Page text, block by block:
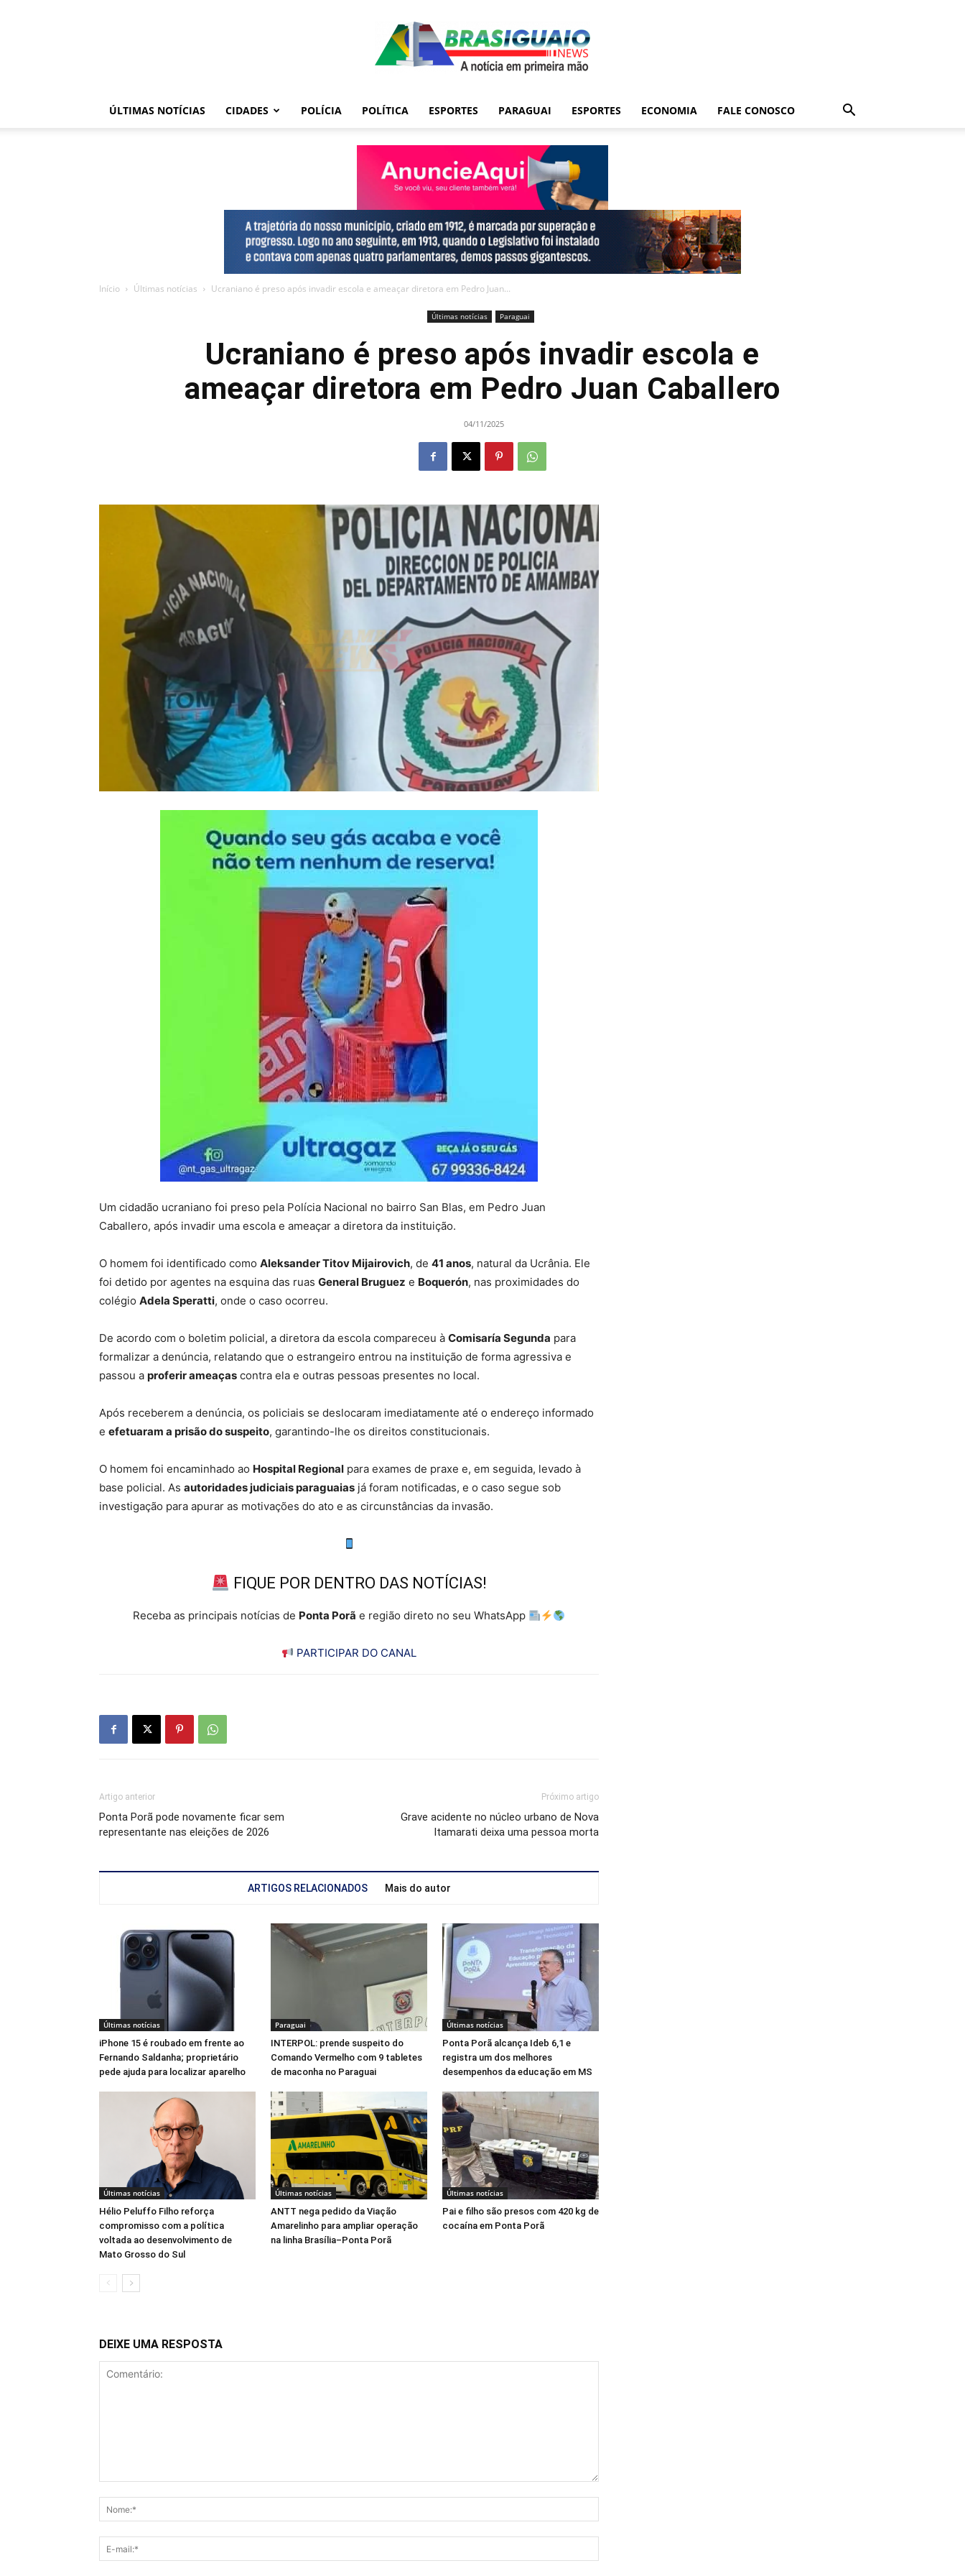
ÚLTIMAS NOTÍCIAS CIDADES POLÍCIA POLÍTICA ESPORTES PARAGUAI ESPORTES ECONOMIA FALE CONOSCO
Início Últimas notícias Ucraniano é preso após invadir escola e ameaçar diretora em Pedro Juan...
Últimas notícias Paraguai
Ucraniano é preso após invadir escola e
ameaçar diretora em Pedro Juan Caballero
04/11/2025
Um cidadão ucraniano foi preso pela Polícia Nacional no bairro San Blas, em Pedro Juan
Caballero, após invadir uma escola e ameaçar a diretora da instituição.
O homem foi identificado como Aleksander Titov Mijairovich, de 41 anos, natural da Ucrânia. Ele
foi detido por agentes na esquina das ruas General Bruguez e Boquerón, nas proximidades do
colégio Adela Speratti, onde o caso ocorreu.
De acordo com o boletim policial, a diretora da escola compareceu à Comisaría Segunda para
formalizar a denúncia, relatando que o estrangeiro entrou na instituição de forma agressiva e
passou a proferir ameaças contra ela e outras pessoas presentes no local.
Após receberem a denúncia, os policiais se deslocaram imediatamente até o endereço informado
e efetuaram a prisão do suspeito, garantindo-lhe os direitos constitucionais.
O homem foi encaminhado ao Hospital Regional para exames de praxe e, em seguida, levado à
base policial. As autoridades judiciais paraguaias já foram notificadas, e o caso segue sob
investigação para apurar as motivações do ato e as circunstâncias da invasão.
FIQUE POR DENTRO DAS NOTÍCIAS!
Receba as principais notícias de Ponta Porã e região direto no seu WhatsApp
PARTICIPAR DO CANAL
Artigo anterior
Ponta Porã pode novamente ficar sem
representante nas eleições de 2026
Próximo artigo
Grave acidente no núcleo urbano de Nova
Itamarati deixa uma pessoa morta
ARTIGOS RELACIONADOS Mais do autor
Últimas notícias
iPhone 15 é roubado em frente ao
Fernando Saldanha; proprietário
pede ajuda para localizar aparelho
Paraguai
INTERPOL: prende suspeito do
Comando Vermelho com 9 tabletes
de maconha no Paraguai
Últimas notícias
Ponta Porã alcança Ideb 6,1 e
registra um dos melhores
desempenhos da educação em MS
Últimas notícias
Hélio Peluffo Filho reforça
compromisso com a política
voltada ao desenvolvimento de
Mato Grosso do Sul
Últimas notícias
ANTT nega pedido da Viação
Amarelinho para ampliar operação
na linha Brasília–Ponta Porã
Últimas notícias
Pai e filho são presos com 420 kg de
cocaína em Ponta Porã
DEIXE UMA RESPOSTA